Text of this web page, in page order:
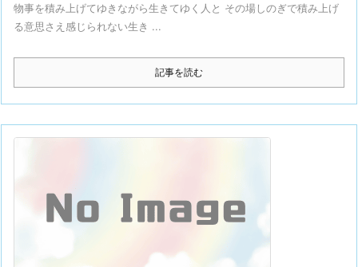
物事を積み上げてゆきながら生きてゆく人と その場しのぎで積み上げ
る意思さえ感じられない生き ...
記事を読む